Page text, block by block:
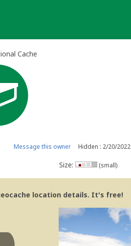
Cache
Message this owner Hidden : 2/20/2022
Size: (small)
location details. It's free!